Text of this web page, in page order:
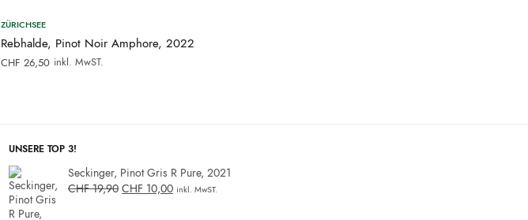
ZÜRICHSEE
Rebhalde, Pinot Noir Amphore, 2022
CHF 26,50 inkl. MwST.
UNSERE TOP 3!
Seckinger, Pinot Gris R Pure, 2021
CHF19,90 CHF 10,00 inkl. MwST.